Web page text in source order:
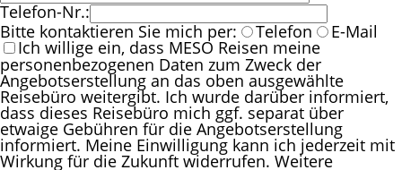
Telefon-Nr.:
Bitte kontaktieren Sie mich per:
Telefon E-Mail
Ich willige ein, dass MESO Reisen meine
personenbezogenen Daten zum Zweck der
Angebotserstellung an das oben ausgewählte
Reisebüro weitergibt. Ich wurde darüber informiert,
dass dieses Reisebüro mich ggf. separat über
etwaige Gebühren für die Angebotserstellung
informiert. Meine Einwilligung kann ich jederzeit mit
Wirkung für die Zukunft widerrufen. Weitere